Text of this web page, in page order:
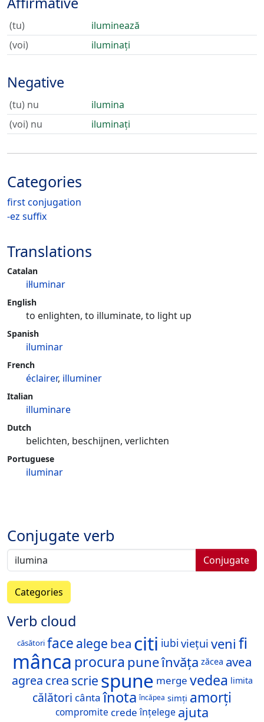
(tu)
iluminează
(voi)
iluminați
Negative
(tu) nu
ilumina
(voi) nu
iluminați
Categories
first conjugation
-ez suffix
Translations
Catalan
il·luminar
English
to enlighten, to illuminate, to light up
Spanish
iluminar
French
éclairer, illuminer
Italian
illuminare
Dutch
belichten, beschijnen, verlichten
Portuguese
iluminar
Conjugate verb
Conjugate
Categories
Verb cloud
căsători face alege bea citi iubi viețui veni fi
mânca procura puneînvăța zăcea avea
agrea crea scrie spune merge vedea limita
călători cânta înota încăpea simți amorți
compromite crede înțelege ajuta